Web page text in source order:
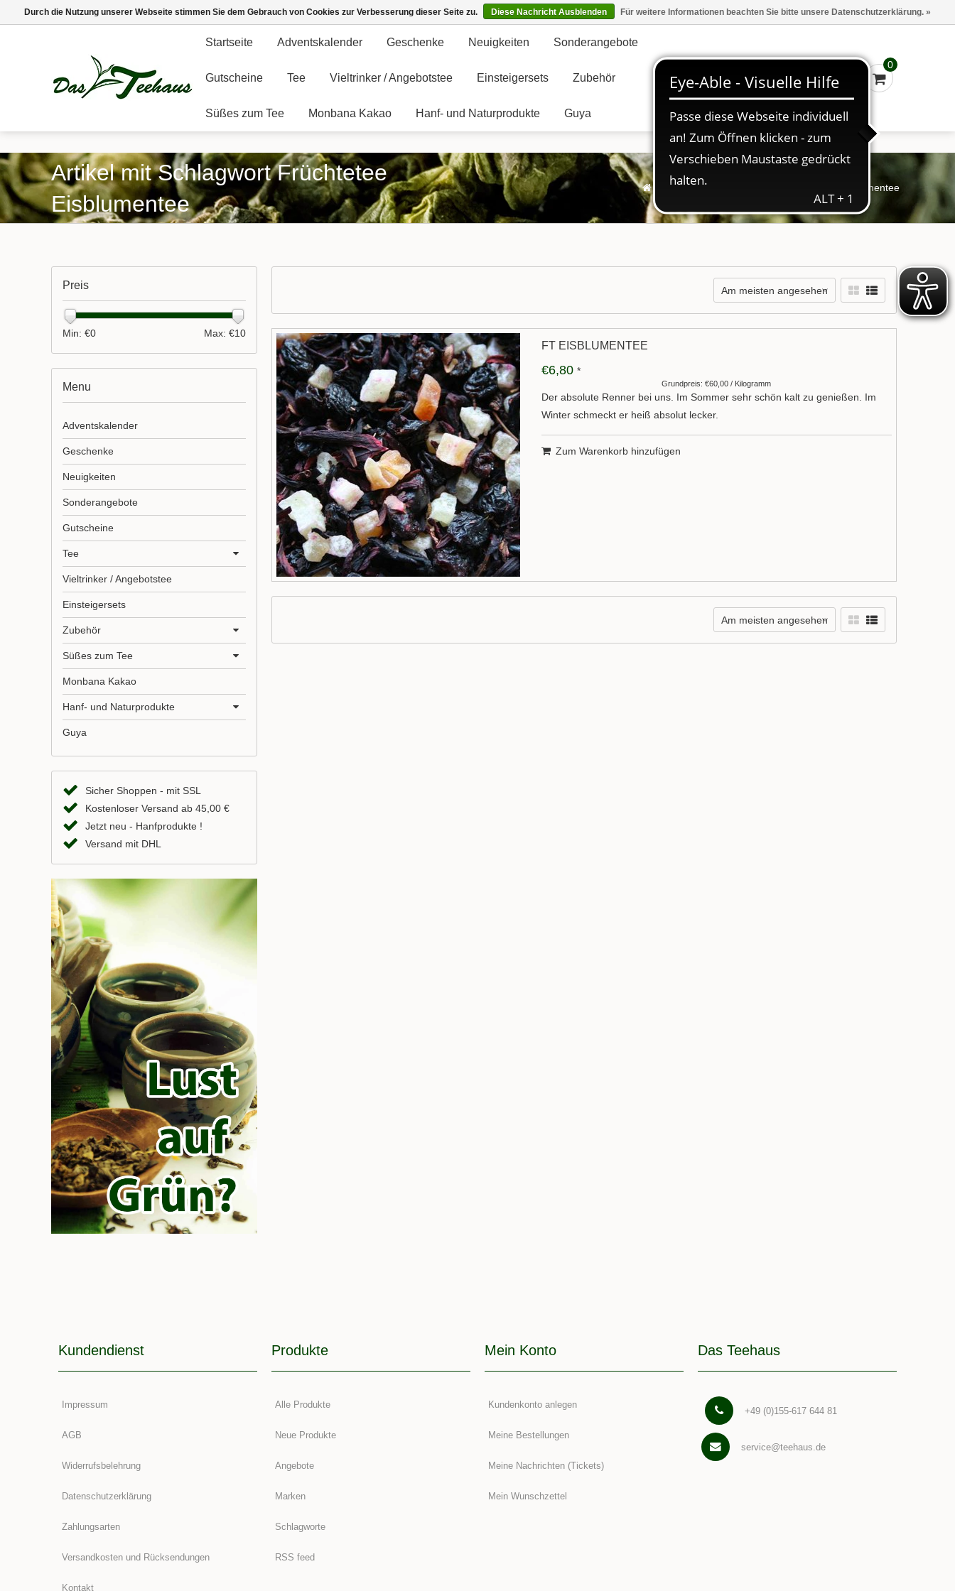
Marken Kasse - €0,00 Anmelden
Startseite Adventskalender Geschenke Neuigkeiten Sonderangebote
Gutscheine Tee Vieltrinker / Angebotstee Einsteigersets Zubehör
Süßes zum Tee Monbana Kakao Hanf- und Naturprodukte Guya
0
Artikel mit Schlagwort Früchtetee
Eisblumentee
Startseite / Früchtetee Eisblumentee
Am meisten angesehen
FT EISBLUMENTEE
€6,80 *
Grundpreis: €60,00 / Kilogramm
Der absolute Renner bei uns. Im Sommer sehr schön kalt zu genießen. Im
Winter schmeckt er heiß absolut lecker.
Zum Warenkorb hinzufügen
Am meisten angesehen
Preis
Min: €0 Max: €10
Menu
Adventskalender
Geschenke
Neuigkeiten
Sonderangebote
Gutscheine
Tee
Vieltrinker / Angebotstee
Einsteigersets
Zubehör
Süßes zum Tee
Monbana Kakao
Hanf- und Naturprodukte
Guya
Sicher Shoppen - mit SSL
Kostenloser Versand ab 45,00 €
Jetzt neu - Hanfprodukte !
Versand mit DHL
Kundendienst
Impressum
AGB
Widerrufsbelehrung
Datenschutzerklärung
Zahlungsarten
Versandkosten und Rücksendungen
Kontakt
Produkte
Alle Produkte
Neue Produkte
Angebote
Marken
Schlagworte
RSS feed
Mein Konto
Kundenkonto anlegen
Meine Bestellungen
Meine Nachrichten (Tickets)
Mein Wunschzettel
Das Teehaus
+49 (0)155-617 644 81
service@teehaus.de
Durch die Nutzung unserer Webseite stimmen Sie dem Gebrauch von Cookies zur Verbesserung dieser Seite zu. Diese Nachricht Ausblenden Für weitere Informationen beachten Sie bitte unsere Datenschutzerklärung. »